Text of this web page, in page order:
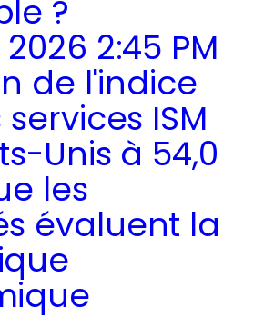
?
2:45 PM
de l'indice
services ISM
Unis à 54,0
les
évaluent la